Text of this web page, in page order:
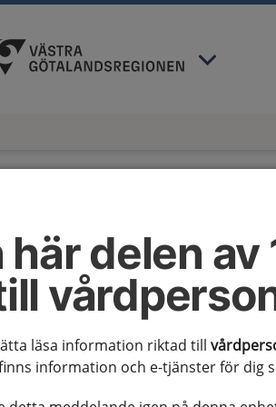
här delen av
läsa information riktad till
information och e-tjänster för dig
har valt regionVästra Götaland
och frågor om